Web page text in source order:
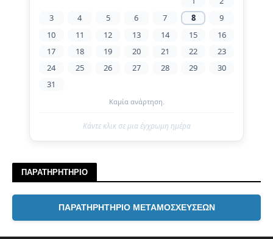
3
4 5 6 7 8
9
10
11 12 13 14 15
16
17
18 19 20 21 22
23
24
25 26 27 28 29
30
31
Καμία ανάρτηση.
Κάντε κλικ σε μια έγχρωμη ημέρα
ΠΑΡΑΤΗΡΗΤΗΡΙΟ
ΠΑΡΑΤΗΡΗΤΗΡΙΟ ΜΕΤΑΜΟΣΧΕΥΣΕΩΝ